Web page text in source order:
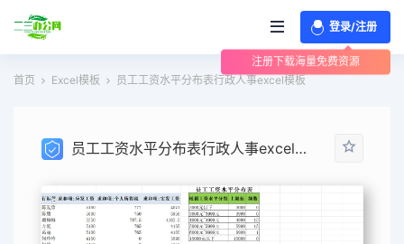
登录/注册
注册下载海量免费资源
首页 Excel模板 员工工资水平分布表行政人事excel模板
员工工资水平分布表行政人事excel模板